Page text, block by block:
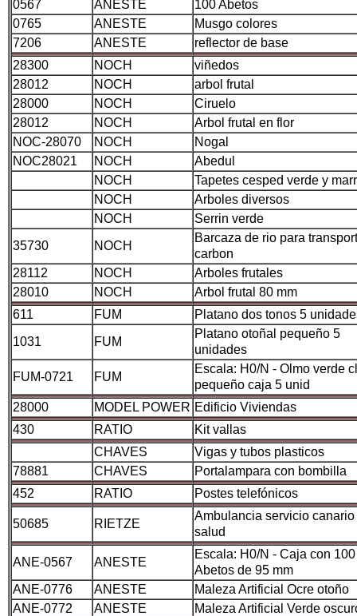
0567 ANESTE
100 Abetos
0765
ANESTE
Musgo colores
7206
ANESTE
reflector de base
28300
NOCH
viñedos
28012
NOCH
arbol frutal
28000
NOCH
Ciruelo
28012
NOCH
Arbol frutal en flor
NOC-28070
NOCH
Nogal
NOC28021
NOCH
Abedul
NOCH
Tapetes cesped verde y
NOCH
Arboles diversos
NOCH
Serrin verde
35730
NOCH
Barcaza de rio para
carbon
28112
NOCH
Arboles frutales
28010
NOCH
Arbol frutal 80 mm
611
FUM
Platano dos tonos 5
1031
FUM
Platano otoñal pequeño 5
unidades
FUM-0721
FUM
Escala: H0/N - Olmo verde
pequeño caja 5 unid
28000
MODEL POWER Edificio Viviendas
430
RATIO
Kit vallas
CHAVES
Vigas y tubos plasticos
78881
CHAVES
Portalampara con bombilla
452
RATIO Postes telefónicos
50685 RIETZE
Ambulancia servicio canario
salud
ANE-0567 ANESTE
Escala: H0/N - Caja con 100
Abetos de 95 mm
ANE-0776
ANESTE
Maleza Artificial Ocre otoño
ANE-0772
ANESTE
Maleza Artificial Verde